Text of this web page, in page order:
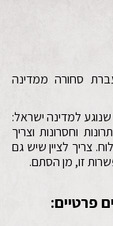
סחורה ממדינה
למדינה ישראל:
אלו ישנן יתרונות וחסרונות וצריך
צריך לציין שיש גם
זו, מן הסתם.
פרטיים: